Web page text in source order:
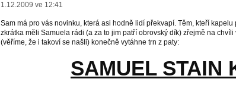
1.12.2009 ve 12:41
Sam má pro vás novinku, která asi hodně lidí překvapí. Těm, kteří
zkrátka měli Samuela rádi (a za to jim patří obrovský dík) zřejmě na
(věříme, že i takoví se našli) konečně vytáhne trn z paty:
SAMUEL STAIN